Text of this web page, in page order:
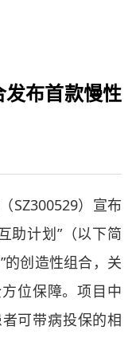
布首款慢性
）宣布
助计划”（以下简
的创造性组合，关
位保障。项目中
可带病投保的相